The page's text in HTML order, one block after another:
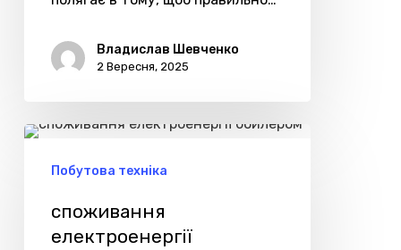
Владислав Шевченко
2 Вересня, 2025
споживання
електроенергії
Побутова техніка
споживання
електроенергії